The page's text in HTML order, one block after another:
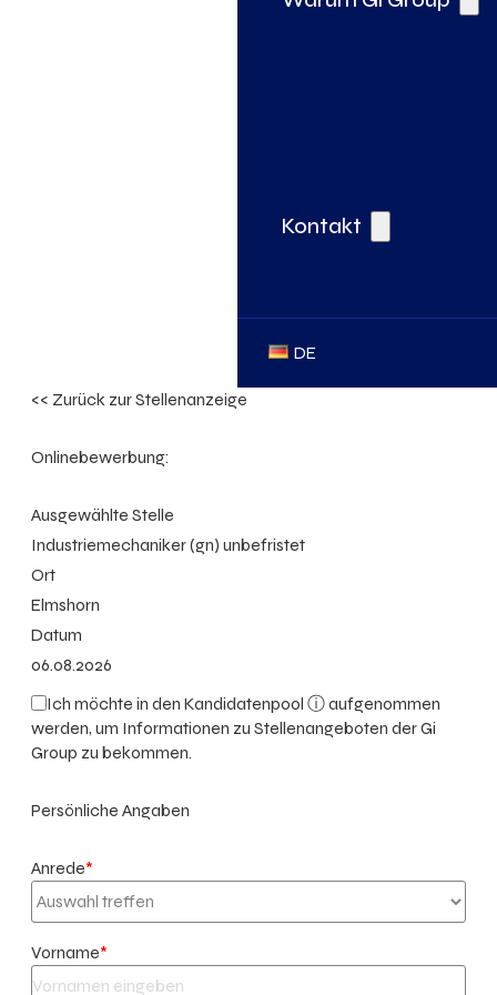
Kontakt
DE
<< Zurück zur Stellenanzeige
Onlinebewerbung:
Ausgewählte Stelle
Industriemechaniker (gn) unbefristet
Ort
Elmshorn
Datum
06.08.2026
Ich möchte in denKandidatenpool ⓘaufgenommen
werden, um Informationen zu Stellenangeboten der Gi
Group zu bekommen.
Persönliche Angaben
Anrede*
Vorname*